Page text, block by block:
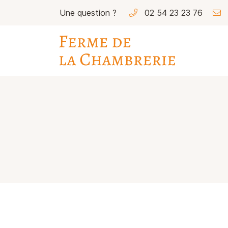
Une question ? 02 54 23 23 76
41290 Sainte-Gemmes
02 54 23 23 76